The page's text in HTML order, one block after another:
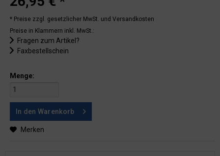
* Preise zzgl. gesetzlicher MwSt. und Versandkosten
Preise in Klammern inkl. MwSt.:
Fragen zum Artikel?
Faxbestellschein
Menge:
In den Warenkorb
Merken